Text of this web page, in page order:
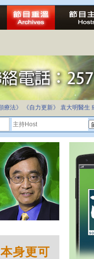
民學卷制
療法》 《自力更新》 袁大明醫生
身更可